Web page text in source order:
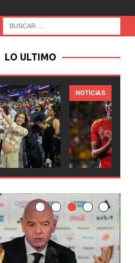
LO ULTIMO
NOTICIAS